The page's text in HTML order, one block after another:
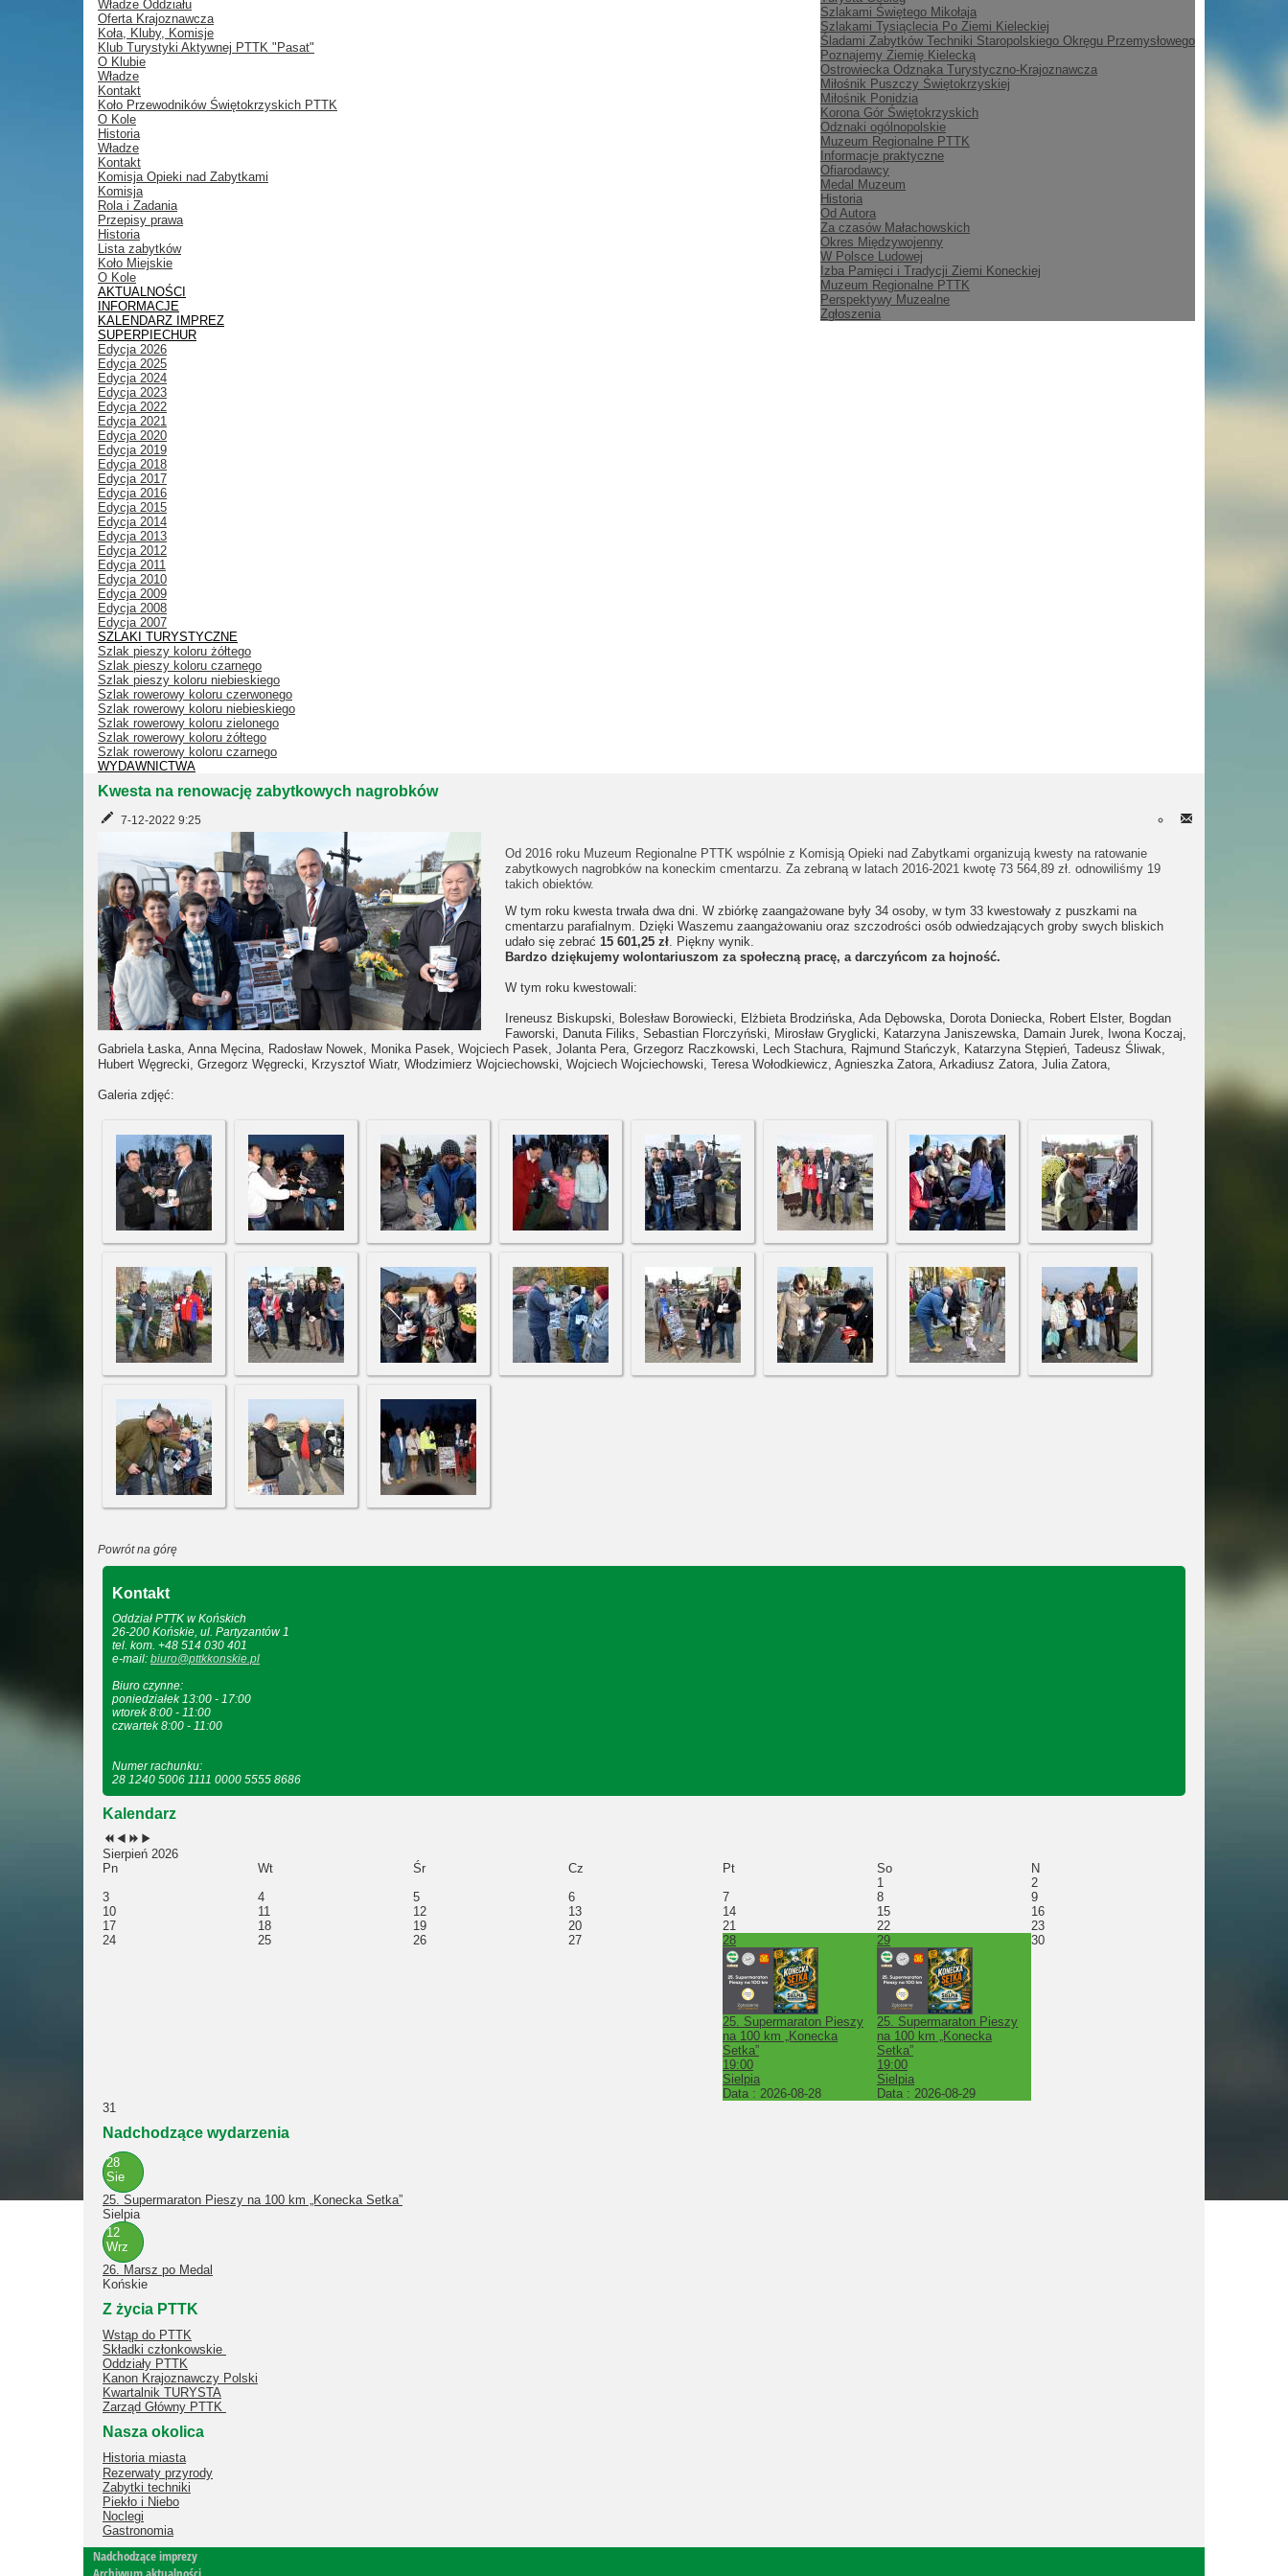
Szlakami Świętego Mikołaja
Szlakami Tysiąclecia Po Ziemi Kieleckiej
Śladami Zabytków Techniki Staropolskiego Okręgu Przemysłowego
Poznajemy Ziemię Kielecką
Ostrowiecka Odznaka Turystyczno-Krajoznawcza
Miłośnik Puszczy Świętokrzyskiej
Miłośnik Ponidzia
Korona Gór Świętokrzyskich
Odznaki ogólnopolskie
Muzeum Regionalne PTTK
Informacje praktyczne
Ofiarodawcy
Medal Muzeum
Historia
Od Autora
Za czasów Małachowskich
Okres Międzywojenny
W Polsce Ludowej
Izba Pamięci i Tradycji Ziemi Koneckiej
Muzeum Regionalne PTTK
Perspektywy Muzealne
Zgłoszenia
Władze Oddziału
Oferta Krajoznawcza
Koła, Kluby, Komisje
Klub Turystyki Aktywnej PTTK "Pasat"
O Klubie
Władze
Kontakt
Koło Przewodników Świętokrzyskich PTTK
O Kole
Historia
Władze
Kontakt
Komisja Opieki nad Zabytkami
Komisja
Rola i Zadania
Przepisy prawa
Historia
Lista zabytków
Koło Miejskie
O Kole
AKTUALNOŚCI
INFORMACJE
KALENDARZ IMPREZ
SUPERPIECHUR
Edycja 2026
Edycja 2025
Edycja 2024
Edycja 2023
Edycja 2022
Edycja 2021
Edycja 2020
Edycja 2019
Edycja 2018
Edycja 2017
Edycja 2016
Edycja 2015
Edycja 2014
Edycja 2013
Edycja 2012
Edycja 2011
Edycja 2010
Edycja 2009
Edycja 2008
Edycja 2007
SZLAKI TURYSTYCZNE
Szlak pieszy koloru żółtego
Szlak pieszy koloru czarnego
Szlak pieszy koloru niebieskiego
Szlak rowerowy koloru czerwonego
Szlak rowerowy koloru niebieskiego
Szlak rowerowy koloru zielonego
Szlak rowerowy koloru żółtego
Szlak rowerowy koloru czarnego
WYDAWNICTWA
Kwesta na renowację zabytkowych nagrobków
7-12-2022 9:25
Od 2016 roku Muzeum Regionalne PTTK wspólnie z Komisją Opieki nad Zabytkami organizują kwesty na ratowanie
zabytkowych nagrobków na koneckim cmentarzu. Za zebraną w latach 2016-2021 kwotę 73 564,89 zł. odnowiliśmy 19
takich obiektów.
W tym roku kwesta trwała dwa dni. W zbiórkę zaangażowane były 34 osoby, w tym 33 kwestowały z puszkami na
cmentarzu parafialnym. Dzięki Waszemu zaangażowaniu oraz szczodrości osób odwiedzających groby swych bliskich
udało się zebrać 15 601,25 zł. Piękny wynik.
Bardzo dziękujemy wolontariuszom za społeczną pracę, a darczyńcom za hojność.
W tym roku kwestowali:
Ireneusz Biskupski, Bolesław Borowiecki, Elżbieta Brodzińska, Ada Dębowska, Dorota Doniecka, Robert Elster, Bogdan
Faworski, Danuta Filiks, Sebastian Florczyński, Mirosław Gryglicki, Katarzyna Janiszewska, Damain Jurek, Iwona Koczaj,
Gabriela Łaska, Anna Męcina, Radosław Nowek, Monika Pasek, Wojciech Pasek, Jolanta Pera, Grzegorz Raczkowski, Lech Stachura, Rajmund Stańczyk, Katarzyna Stępień, Tadeusz Śliwak,
Hubert Węgrecki, Grzegorz Węgrecki, Krzysztof Wiatr, Włodzimierz Wojciechowski, Wojciech Wojciechowski, Teresa Wołodkiewicz, Agnieszka Zatora, Arkadiusz Zatora, Julia Zatora,
Galeria zdjęć:
Powrót na górę
Kontakt
Oddział PTTK w Końskich
26-200 Końskie, ul. Partyzantów 1
tel. kom. +48 514 030 401
e-mail: biuro@pttkkonskie.pl
Biuro czynne:
poniedziałek 13:00 - 17:00
wtorek 8:00 - 11:00
czwartek 8:00 - 11:00
Numer rachunku:
28 1240 5006 1111 0000 5555 8686
Kalendarz
Sierpień 2026
Pn
Wt Śr Cz Pt So
N
1
2
3
4 5 6 7 8
9
10
11 12 13 14 15
16
17
18 19 20 21 22
23
24
25 26 27 28
25. Supermaraton Pieszy
na 100 km „Konecka
Setka”
19:00
Sielpia
Data : 2026-08-28
29
25. Supermaraton Pieszy
na 100 km „Konecka
Setka”
19:00
Sielpia
Data : 2026-08-29
30
31
Nadchodzące wydarzenia
28
Sie
25. Supermaraton Pieszy na 100 km „Konecka Setka”
Sielpia
12
Wrz
26. Marsz po Medal
Końskie
Z życia PTTK
Wstąp do PTTK
Składki członkowskie
Oddziały PTTK
Kanon Krajoznawczy Polski
Kwartalnik TURYSTA
Zarząd Główny PTTK
Nasza okolica
Historia miasta
Rezerwaty przyrody
Zabytki techniki
Piekło i Niebo
Noclegi
Gastronomia
Nadchodzące imprezy